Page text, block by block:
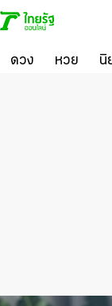
ดวง หวย นิ